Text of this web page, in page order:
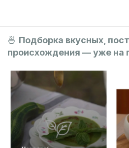
⚡Новый
🍜 Подборка вкусных,
происхождения — уже на